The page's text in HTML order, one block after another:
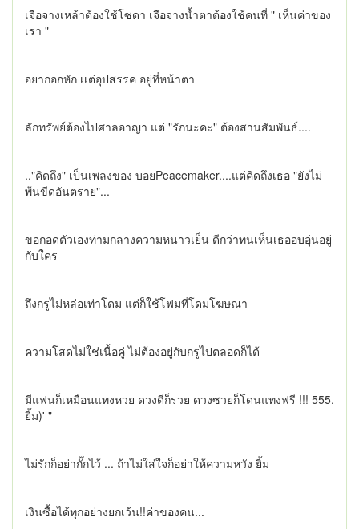
เจือจางเหล้าต้องใช้โซดา เจือจางน้ำตาต้องใช้คนที่ " เห็นค่าของ
เรา "
อยากอกหัก เเต่อุปสรรค อยู่ที่หน้าตา
ลักทรัพย์ต้องไปศาลอาญา แต่ "รักนะคะ" ต้องสานสัมพันธ์....
.."คิดถึง" เป็นเพลงของ บอยPeacemaker....แต่คิดถึงเธอ "ยังไม่
พ้นขีดอันตราย"...
ขอกอดตัวเองท่ามกลางความหนาวเย็น ดีกว่าทนเห็นเธออบอุ่นอยู่
กับใคร
ถึงกรูไม่หล่อเท่าโดม แต่ก็ใช้โฟมที่โดมโฆษณา
ความโสดไม่ใช่เนื้อคู่ ไม่ต้องอยู่กับกรูไปตลอดก็ได้
มีแฟนก็เหมือนแทงหวย ดวงดีก็รวย ดวงซวยก็โดนแทงฟรี !!! 555.
ยิ้ม)' "
ไม่รักก็อย่ากั๊กไว้ ... ถ้าไม่ใส่ใจก็อย่าให้ความหวัง ยิ้ม
เงินซื้อได้ทุกอย่างยกเว้น!!ค่าของคน...